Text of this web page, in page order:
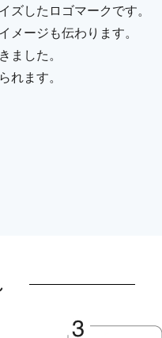
したロゴマークです。
ージも伝わります。
した。
ます。